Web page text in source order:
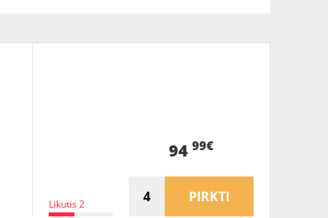
Likutis 2
94 99€
PIRKTI